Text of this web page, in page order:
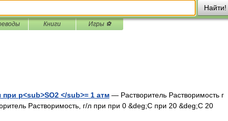
Найти!
Книги Игры ⚽
р<sub>SO2 </sub>= 1 атм — Растворитель Растворимость г
Растворимость, г/л при при 0 &deg;С при 20 &deg;С 20